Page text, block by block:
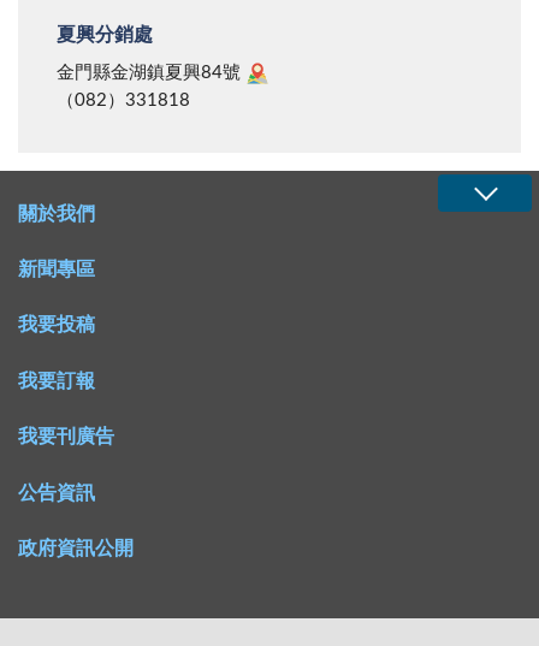
夏興分銷處
金門縣金湖鎮夏興84號
（082）331818
關於我們
新聞專區
我要投稿
我要訂報
我要刊廣告
公告資訊
政府資訊公開